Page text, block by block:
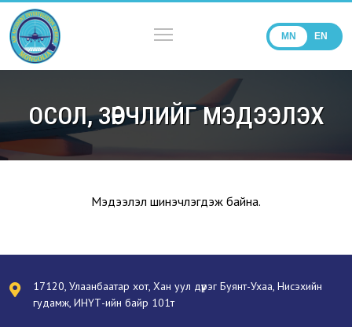
MN EN
ОСОЛ, ЗӨРЧЛИЙГ МЭДЭЭЛЭХ
Мэдээлэл шинэчлэгдэж байна.
17120, Улаанбаатар хот, Хан уул дүүрэг Буянт-Ухаа, Нисэхийн
гудамж, ИНҮТ-ийн байр 101т